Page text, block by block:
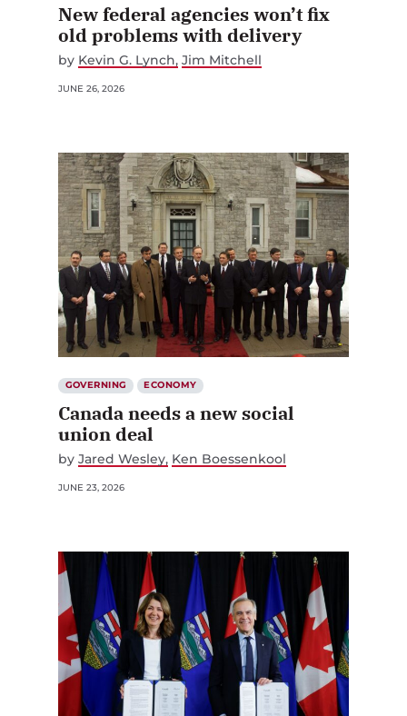
New federal agencies won’t fix
old problems with delivery
by Kevin G. Lynch Jim Mitchell
JUNE 26, 2026
GOVERNING ECONOMY
Canada needs a new social
union deal
by Jared Wesley Ken Boessenkool
JUNE 23, 2026